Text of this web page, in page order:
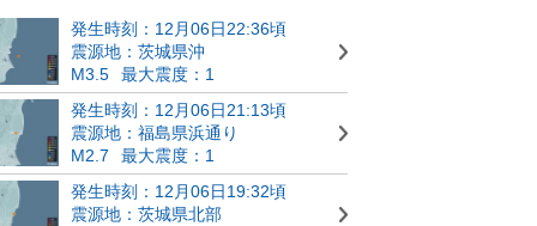
発生時刻：12月06日22:36頃
震源地：茨城県沖
M3.5
最大震度：1
発生時刻：12月06日21:13頃
震源地：福島県浜通り
M2.7
最大震度：1
発生時刻：12月06日19:32頃
震源地：茨城県北部